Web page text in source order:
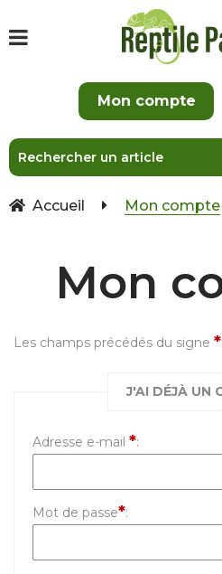
Accueil Mon compte
Mon
Les champs précédés du signe *
J'AI DÉJÀ UN
Adresse e-mail *:
Mot de passe*: